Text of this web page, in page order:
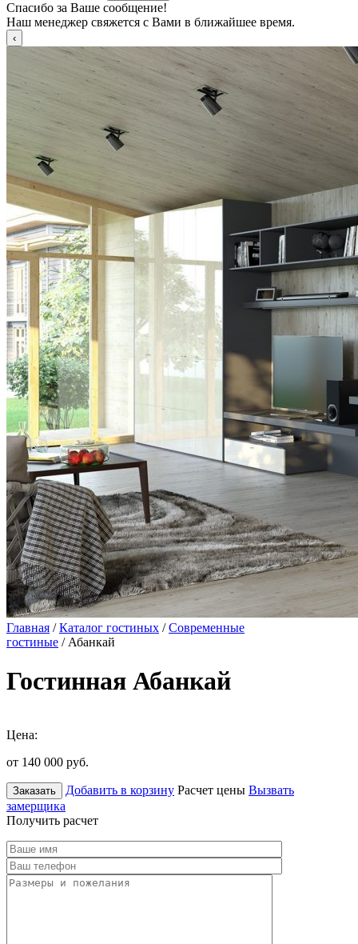
Спасибо за Ваше сообщение!
Наш менеджер свяжется с Вами в ближайшее время.
Главная /Каталог гостиных /Современные
гостиные / Абанкай
Гостинная Абанкай
Цена:
от 140 000 руб.
Заказать Добавить в корзину Расчет цены Вызвать
замерщика
Получить расчет